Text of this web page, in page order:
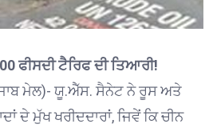
ਫੀਸਦੀ ਟੈਰਿਫ ਦੀ ਤਿਆਰੀ!
ਮੇਲ)- ਯੂ.ਐੱਸ. ਸੈਨੇਟ ਨੇ ਰੂਸ ਅਤੇ
ਦੇ ਮੁੱਖ ਖਰੀਦਦਾਰਾਂ, ਜਿਵੇਂ ਕਿ ਚੀਨ